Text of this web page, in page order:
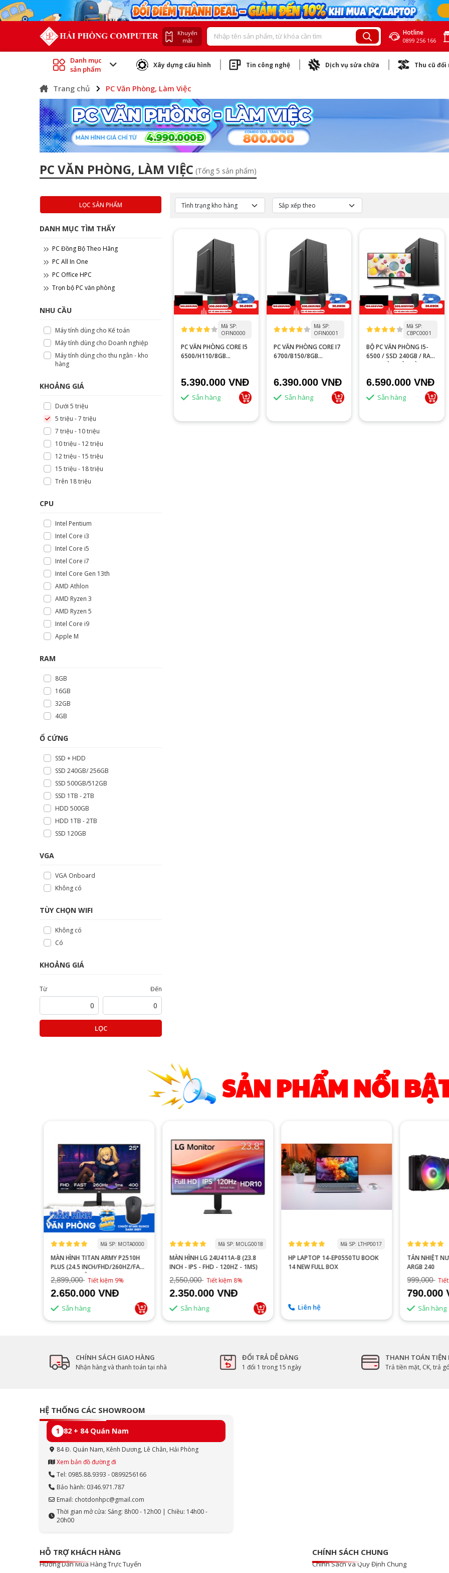
Khuyến
mãi
Hotline
0899 256 166
Danh mục
sản phẩm
Xây dựng cấu hình Tin công nghệ Dịch vụ sửa chữa Thu cũ đổi
Trang chủ PC Văn Phòng, Làm Việc
PC VĂN PHÒNG, LÀM VIỆC (Tổng 5 sản phẩm)
LỌC SẢN PHẨM
DANH MỤC TÌM THẤY
PC Đồng Bộ Theo Hãng
PC All In One
PC Office HPC
Trọn bộ PC văn phòng
NHU CẦU
Máy tính dùng cho Kế toán
Máy tính dùng cho Doanh nghiệp
Máy tính dùng cho thu ngân - kho
hàng
KHOẢNG GIÁ
Dưới 5 triệu
5 triệu - 7 triệu
7 triệu - 10 triệu
10 triệu - 12 triệu
12 triệu - 15 triệu
15 triệu - 18 triệu
Trên 18 triệu
CPU
Intel Pentium
Intel Core i3
Intel Core i5
Intel Core i7
Intel Core Gen 13th
AMD Athlon
AMD Ryzen 3
AMD Ryzen 5
Intel Core i9
Apple M
RAM
8GB
16GB
32GB
4GB
Ổ CỨNG
SSD + HDD
SSD 240GB/ 256GB
SSD 500GB/512GB
SSD 1TB - 2TB
HDD 500GB
HDD 1TB - 2TB
SSD 120GB
VGA
VGA Onboard
Không có
TÙY CHỌN WIFI
Không có
Có
KHOẢNG GIÁ
Từ Đến
LỌC
Mã SP:
OFIN0000
PC VĂN PHÒNG CORE I5
6500/H110/8GB
5.390.000 VNĐ
Sẵn hàng
Mã SP:
OFIN0001
PC VĂN PHÒNG CORE I7
6700/B150/8GB
6.390.000 VNĐ
Sẵn hàng
Mã SP:
CBPC0001
BỘ PC VĂN PHÒNG I5-
6500 / SSD 240GB / RAM
8GB / KÈM MÀN HÌNH 22
6.590.000 VNĐ
Sẵn hàng
SẢN PHẨM NỔI
Mã SP: MOTA0000
MÀN HÌNH TITAN ARMY P2510H
PLUS (24.5 INCH/FHD/260HZ/FAST
IPS/1MS/PHẲNG)
2,899,000 Tiết kiệm 9%
2.650.000 VNĐ
Sẵn hàng
Mã SP: MOLG0018
MÀN HÌNH LG 24U411A-B (23.8
INCH - IPS - FHD - 120HZ - 1MS)
2,550,000 Tiết kiệm 8%
2.350.000 VNĐ
Sẵn hàng
Mã SP: LTHP0017
HP LAPTOP 14-EP0550TU BOOK
14 NEW FULL BOX
Liên hệ
TẢN NHIỆT
ARGB 240
999,000
790.000
Sẵn hàng
CHÍNH SÁCH GIAO HÀNG
Nhận hàng và thanh toán tại nhà
ĐỔI TRẢ DỄ DÀNG
1 đổi 1 trong 15 ngày
THANH TOÁN TIỆN
Trả tiền mặt, CK, trả
HỆ THỐNG CÁC SHOWROOM
1 82 + 84 Quán Nam
84 Đ. Quán Nam, Kênh Dương, Lê Chân, Hải Phòng
Xem bản đồ đường đi
Tel: 0985.88.9393 - 0899256166
Bảo hành: 0346.971.787
Email: chotdonhpc@gmail.com
Thời gian mở cửa: Sáng: 8h00 - 12h00 | Chiều: 14h00 -
20h00
HỖ TRỢ KHÁCH HÀNG
Hướng Dẫn Mua Hàng Trực Tuyến
CHÍNH SÁCH CHUNG
Chính Sách Và Quy Định Chung